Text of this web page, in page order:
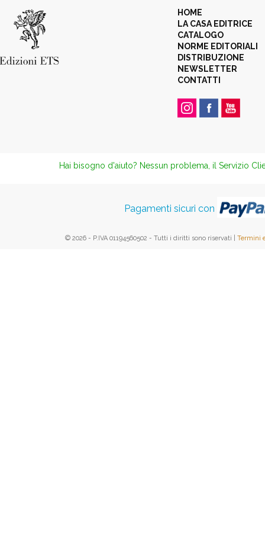
HOME
LA CASA EDITRICE
CATALOGO
NORME EDITORIALI
DISTRIBUZIONE
NEWSLETTER
CONTATTI
Hai bisogno d'aiuto? Nessun problema, il Servizio
Pagamenti sicuri con
© 2026 - P.IVA 01194560502 - Tutti i diritti sono riservati | Termini